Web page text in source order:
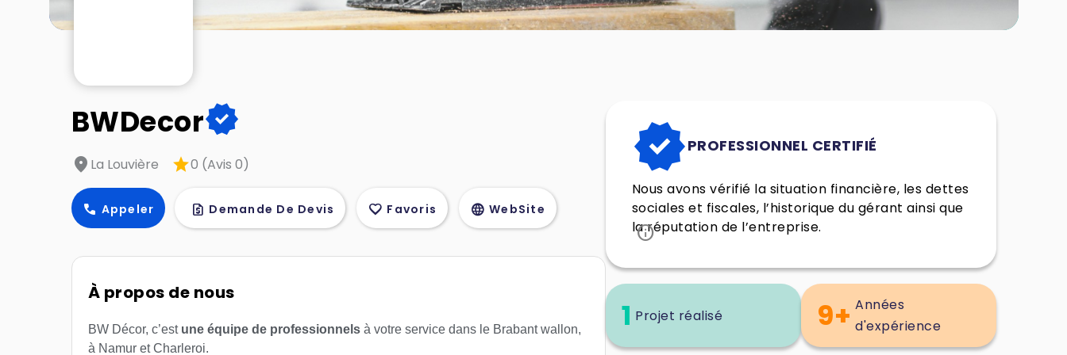
BWDecorverified
location_on La Louvière star0 (Avis 0)
call Appeler request_quote Demande De Devis favorite Favoris language WebSite
À propos de nous
BW Décor, c’est une équipe de professionnelsà votre service dans le Brabant wallon,
à Namur et Charleroi.
verifiedPROFESSIONNEL CERTIFIÉ
Nous avons vérifié la situation financière, les dettes
sociales et fiscales, l’historique du gérant ainsi que
la réputation de l’entreprise.
info
1 Projet réalisé 9+ Années
d'expérience